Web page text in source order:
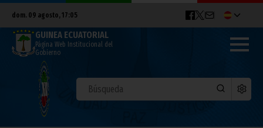
dom. 09 agosto, 17:05
GUINEA ECUATORIAL
Página Web Institucional del
Gobierno